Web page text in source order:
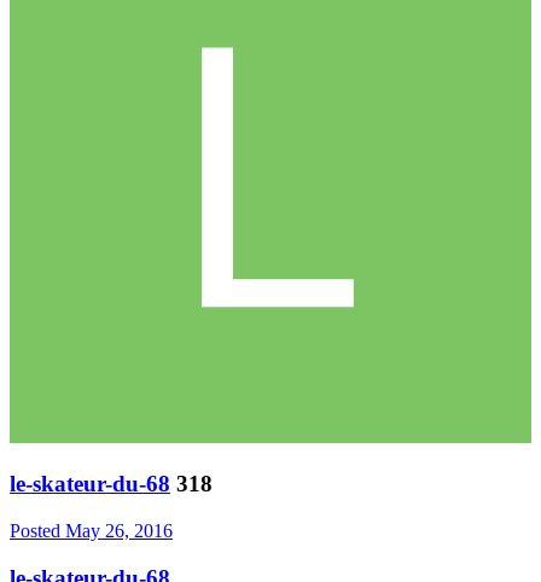
le-skateur-du-68 318
Posted May 26, 2016